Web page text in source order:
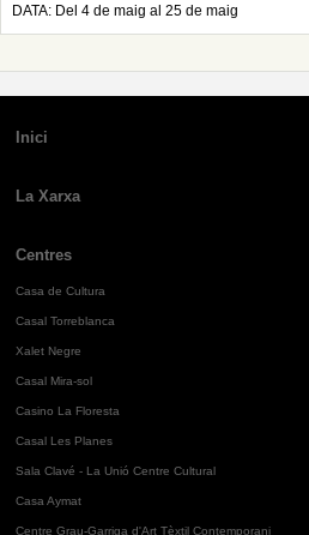
DATA: Del 4 de maig al 25 de maig
Inici
La Xarxa
Centres
Casa de Cultura
Casal Torreblanca
Xalet Negre
Casal Mira-sol
Casino La Floresta
Casal Les Planes
Sala Clavé - La Unió Centre Cultural
Casa Aymat
Centre Grau-Garriga d'Art Tèxtil Contemporani